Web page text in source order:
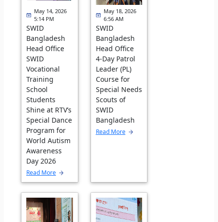
May 14, 2026
5:14 PM
SWID
Bangladesh
Head Office
SWID
Vocational
Training
School
Students
Shine at RTV’s
Special Dance
Program for
World Autism
Awareness
Day 2026
Read More
May 18, 2026
6:56 AM
SWID
Bangladesh
Head Office
4-Day Patrol
Leader (PL)
Course for
Special Needs
Scouts of
SWID
Bangladesh
Read More